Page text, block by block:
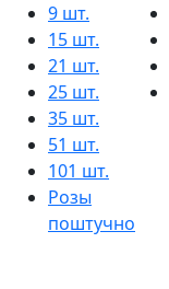
9 шт.
15 шт.
21 шт.
25 шт.
35 шт.
51 шт.
101 шт.
Розы
поштучно